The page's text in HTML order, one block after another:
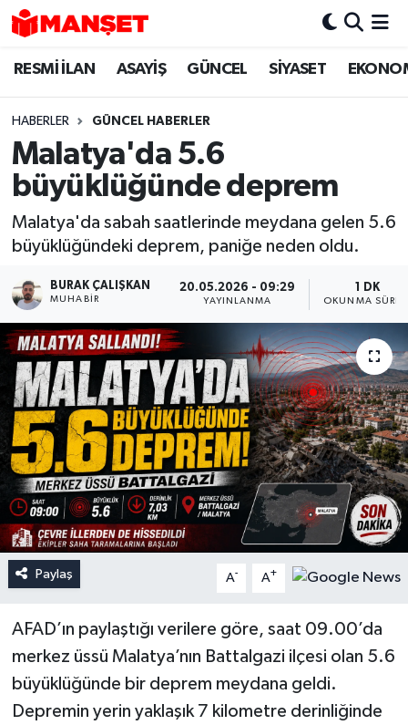
RESMİ İLAN ASAYİŞ GÜNCEL SİYASET
HABERLER GÜNCEL HABERLER
Malatya'da 5.6
büyüklüğünde deprem
Malatya'da sabah saatlerinde meydana gelen 5.6
büyüklüğündeki deprem, paniğe neden oldu.
BURAK ÇALIŞKAN
MUHABIR
20.05.2026 - 09:29
YAYINLANMA
1 DK
OKUNMA
Paylaş A- A+
AFAD’ın paylaştığı verilere göre, saat 09.00’da
merkez üssü Malatya’nın Battalgazi ilçesi olan 5.6
büyüklüğünde bir deprem meydana geldi.
Depremin yerin yaklaşık 7 kilometre derinliğinde
Hava Durumu
Trafik Durumu
Süper Lig Puan Durumu ve Fikstür
Son Dakika Haberleri
Haber Arşivi